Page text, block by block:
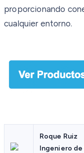
proporcionando
cualquier entorno.
Roque Ruiz
Ingeniero de